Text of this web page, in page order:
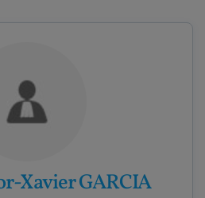
Xavier GARCIA